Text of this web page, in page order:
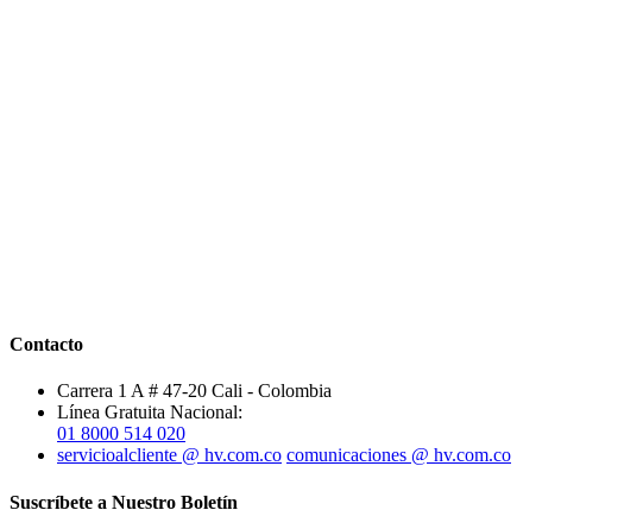
Contacto
Carrera 1 A # 47-20 Cali - Colombia
Línea Gratuita Nacional:
01 8000 514 020
servicioalcliente @ hv.com.co comunicaciones @ hv.com.co
Suscríbete a Nuestro Boletín